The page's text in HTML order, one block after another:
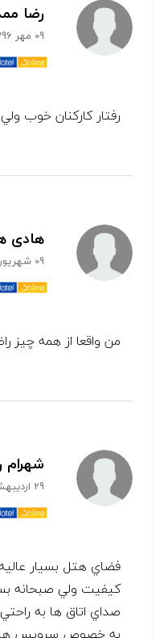
رضا
09 مهر 1396
رفتار كاركنان خوب
هادی
09 شهریور 1396
من واقعا از همه چیز
شهرام
29 اردیبهشت 1396
فضاي هتل بسيار
كيفيت ولي صبحانه
صداي اتاق ها به